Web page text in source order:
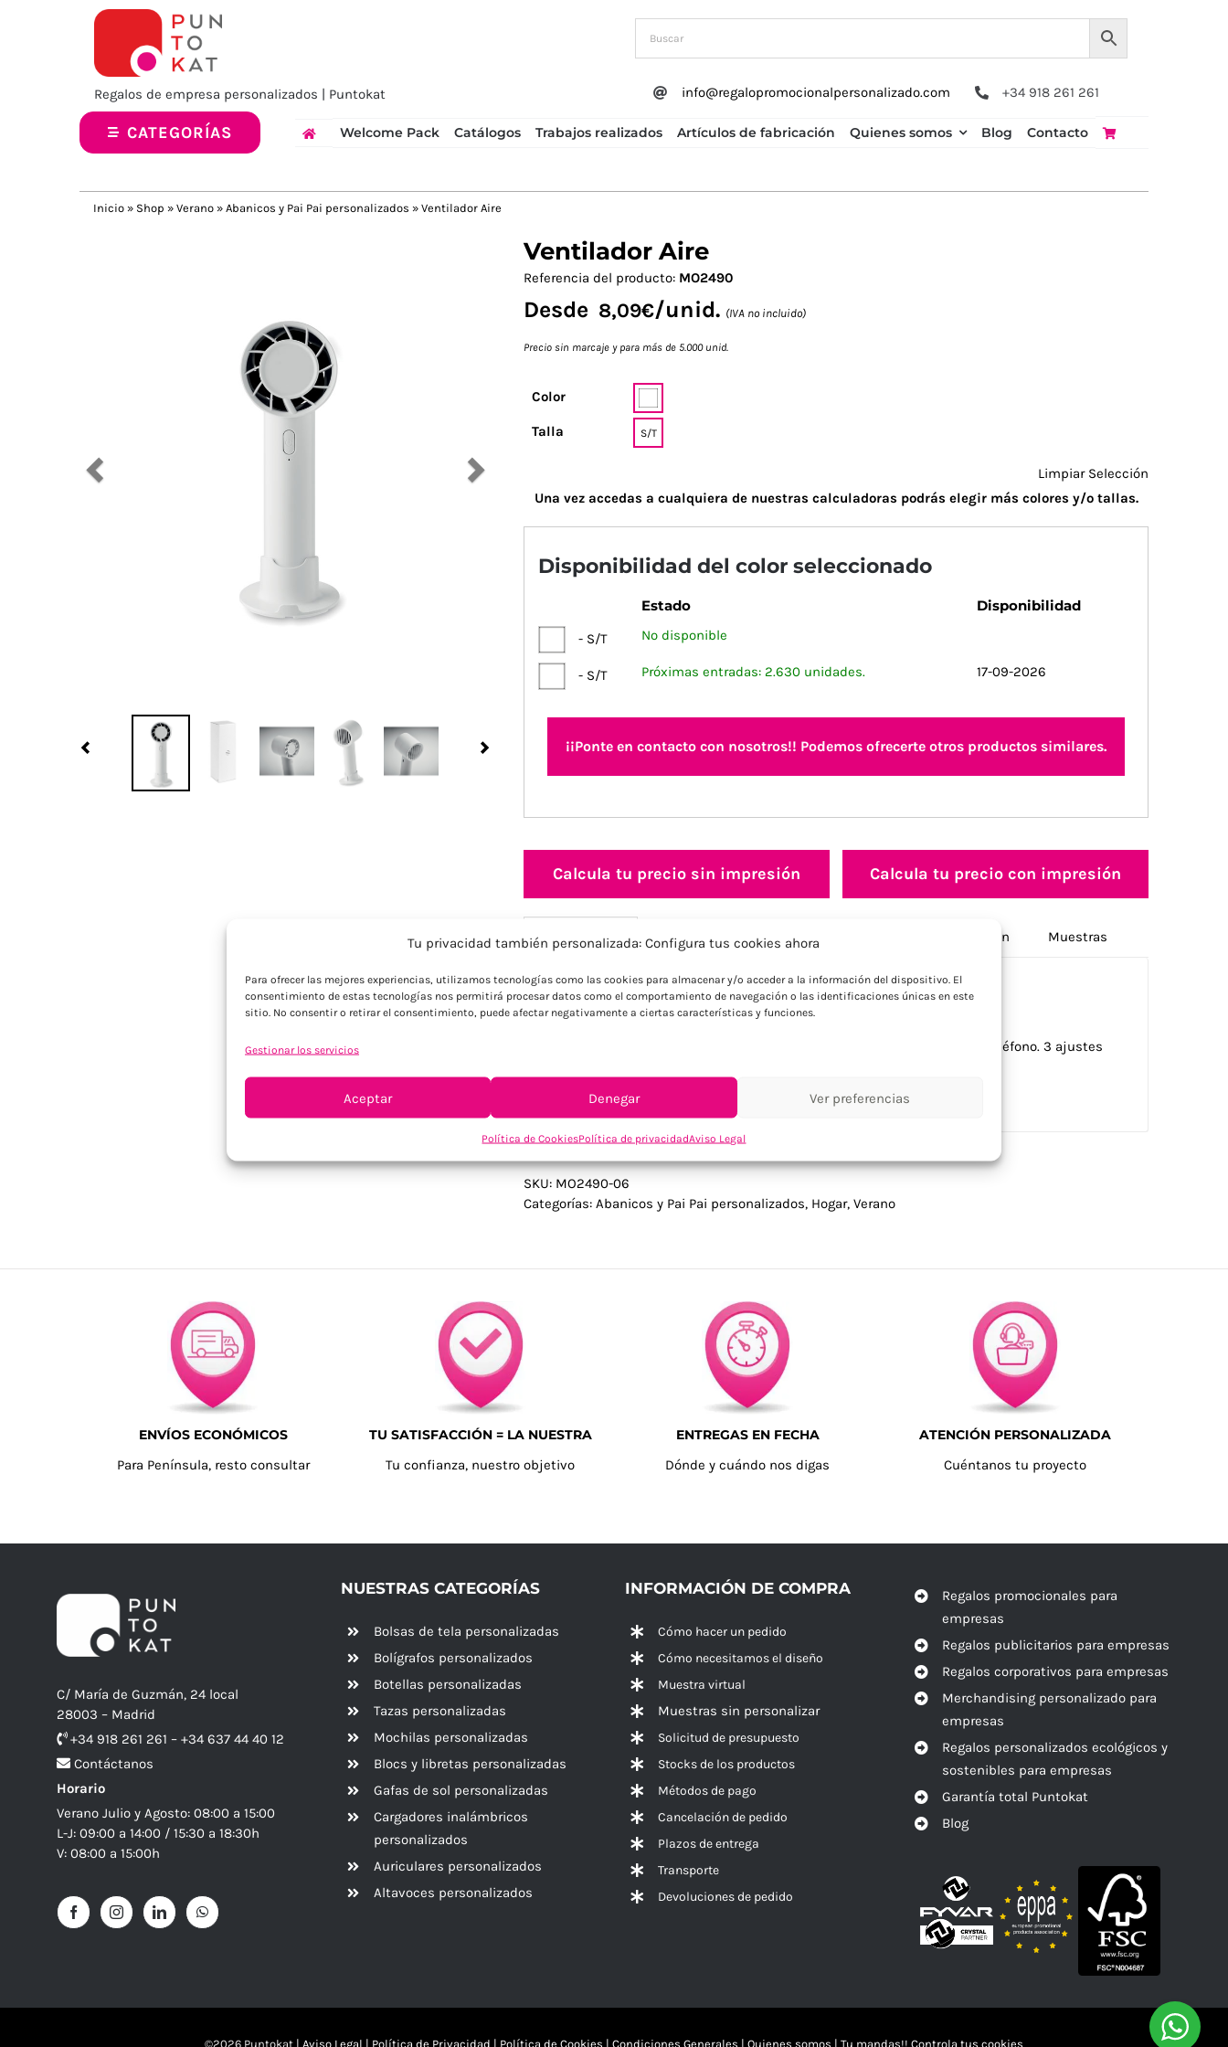
Tu privacidad también personalizada: Configura tus cookies ahora
Para ofrecer las mejores experiencias, utilizamos tecnologías como las cookies para almacenar y/o acceder a la información del dispositivo. El
consentimiento de estas tecnologías nos permitirá procesar datos como el comportamiento de navegación o las identificaciones únicas en este
sitio. No consentir o retirar el consentimiento, puede afectar negativamente a ciertas características y funciones.
Gestionar los servicios
Aceptar Denegar Ver preferencias
Política de CookiesPolítica de privacidadAviso Legal
Regalos de empresa personalizados | Puntokat info@regalopromocionalpersonalizado.com +34 918 261 261
CATEGORÍAS Welcome Pack Catálogos Trabajos realizados Artículos de fabricación Quienes somos Blog Contacto
Inicio » Shop » Verano » Abanicos y Pai Pai personalizados » Ventilador Aire
Ventilador Aire
Referencia del producto: MO2490
Desde 8,09€/unid. (IVA no incluido)
Precio sin marcaje y para más de 5.000 unid.
Color
Talla S/T
Limpiar Selección
Una vez accedas a cualquiera de nuestras calculadoras podrás elegir más colores y/o tallas.
Disponibilidad del color seleccionado
Estado Disponibilidad
- S/T No disponible
- S/T Próximas entradas: 2.630 unidades. 17-09-2026
¡¡Ponte en contacto con nosotros!! Podemos ofrecerte otros productos similares.
Calcula tu precio sin impresión Calcula tu precio con impresión
Descripción Información adicional Opciones de personalización Muestras
Descripción
Pequeño ventilador portátil con soporte de escritorio y soporte para teléfono. 3 ajustes
SKU: MO2490-06
Categorías: Abanicos y Pai Pai personalizados, Hogar, Verano
ENVÍOS ECONÓMICOS
Para Península, resto consultar
TU SATISFACCIÓN = LA NUESTRA
Tu confianza, nuestro objetivo
ENTREGAS EN FECHA
Dónde y cuándo nos digas
ATENCIÓN PERSONALIZADA
Cuéntanos tu proyecto
C/ María de Guzmán, 24 local
28003 – Madrid
+34 918 261 261 – +34 637 44 40 12
Contáctanos
Horario
Verano Julio y Agosto: 08:00 a 15:00
L-J: 09:00 a 14:00 / 15:30 a 18:30h
V: 08:00 a 15:00h
NUESTRAS CATEGORÍAS
Bolsas de tela personalizadas
Bolígrafos personalizados
Botellas personalizadas
Tazas personalizadas
Mochilas personalizadas
Blocs y libretas personalizadas
Gafas de sol personalizadas
Cargadores inalámbricos
personalizados
Auriculares personalizados
Altavoces personalizados
INFORMACIÓN DE COMPRA
Cómo hacer un pedido
Cómo necesitamos el diseño
Muestra virtual
Muestras sin personalizar
Solicitud de presupuesto
Stocks de los productos
Métodos de pago
Cancelación de pedido
Plazos de entrega
Transporte
Devoluciones de pedido
Regalos promocionales para
empresas
Regalos publicitarios para empresas
Regalos corporativos para empresas
Merchandising personalizado para
empresas
Regalos personalizados ecológicos y
sostenibles para empresas
Garantía total Puntokat
Blog
©2026 Puntokat | Aviso Legal | Política de Privacidad | Política de Cookies | Condiciones Generales | Quienes somos | Tu mandas!! Controla tus cookies